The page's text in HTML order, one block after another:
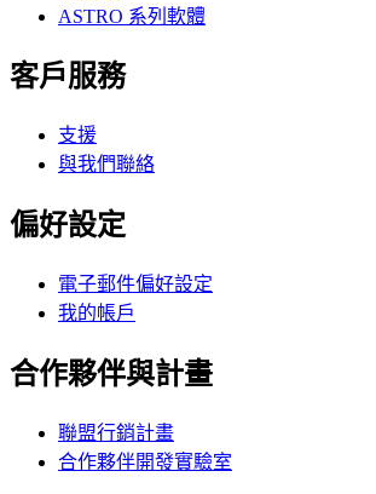
ASTRO 系列軟體
客戶服務
支援
與我們聯絡
偏好設定
電子郵件偏好設定
我的帳戶
合作夥伴與計畫
聯盟行銷計畫
合作夥伴開發實驗室